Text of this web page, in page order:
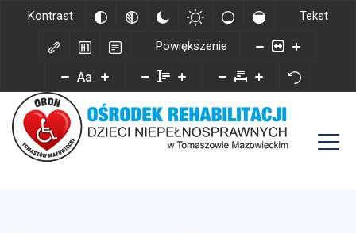
Kontrast Tekst
Powiększenie
Aa